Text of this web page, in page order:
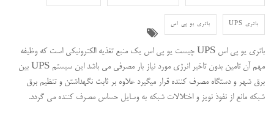
باتری UPS باتری یو پی اس
باتری یو پی اس UPS چیست یو پی اس یک منبع تغذیه الکترونیکی است که وظیفه
مهم آن تامین بدون تاخیر انرژی مورد نیاز بار مصرفی می باشد این سیستم UPS بین
برق شهر و دستگاه مصرف کننده قرار میگیرد علاوه بر ثابت نگهداشتن و تنظیم برق
شبکه مانع از نفوذ نویز و اختلالات شبکه به وسایل حساس مصرف کننده می گردد.